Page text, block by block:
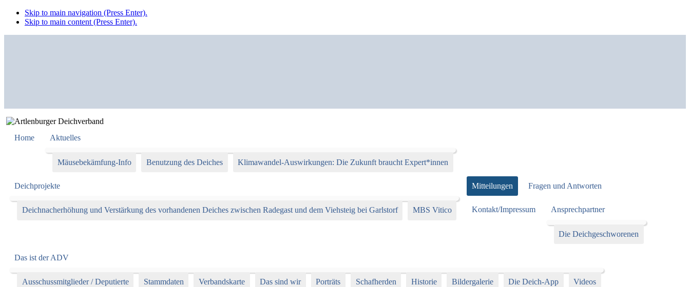
Skip to main navigation (Press Enter).
Skip to main content (Press Enter).
Home Aktuelles
Mäusebekämfung-Info Benutzung des Deiches Klimawandel-Auswirkungen: Die Zukunft braucht Expert*innen
Deichprojekte
Deichnacherhöhung und Verstärkung des vorhandenen Deiches zwischen Radegast und dem Viehsteig bei Garlstorf MBS Vitico
Mitteilungen Fragen und Antworten
Kontakt/Impressum Ansprechpartner
Die Deichgeschworenen
Das ist der ADV
Ausschussmitglieder / Deputierte Stammdaten Verbandskarte Das sind wir Porträts Schafherden Historie Bildergalerie Die Deich-App
Videos